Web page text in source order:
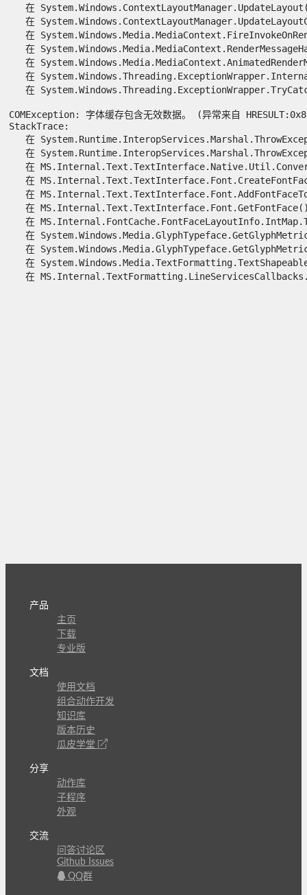
在
在
在
在
在
在
在
COMException: 字体缓存包含无效数据。 (异常来自
StackTrace:
在
在
在
在
在
在
在
在
在
在
在
产品
主页
下载
专业版
文档
使用文档
组合动作开发
知识库
版本历史
瓜皮学堂
分享
动作库
子程序
外观
交流
问答讨论区
Github Issues
QQ群